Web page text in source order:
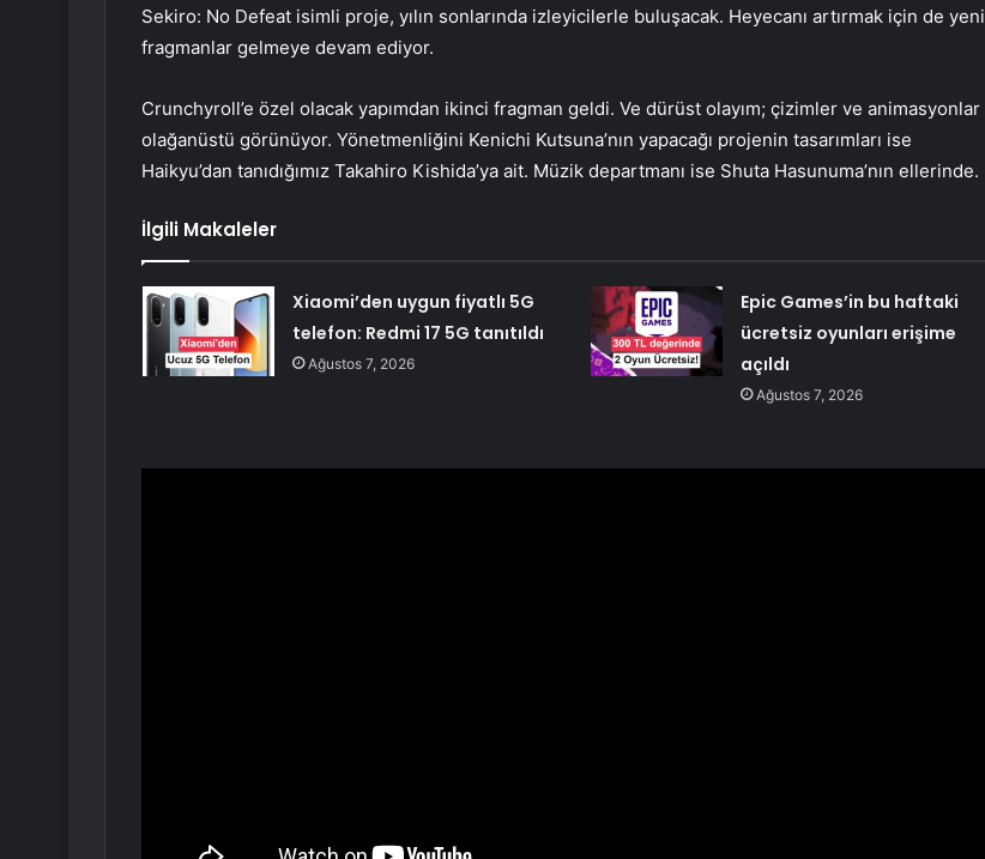
Sekiro: No Defeat isimli proje, yılın sonlarında izleyicilerle buluşacak. Heyecanı artırmak için de yeni
fragmanlar gelmeye devam ediyor.
Crunchyroll’e özel olacak yapımdan ikinci fragman geldi. Ve dürüst olayım; çizimler ve animasyonlar
olağanüstü görünüyor. Yönetmenliğini Kenichi Kutsuna’nın yapacağı projenin tasarımları ise
Haikyu’dan tanıdığımız Takahiro Kishida’ya ait. Müzik departmanı ise Shuta Hasunuma’nın ellerinde.
İlgili Makaleler
Xiaomi’den uygun fiyatlı 5G
telefon: Redmi 17 5G tanıtıldı
Ağustos 7, 2026
Epic Games’in bu haftaki
ücretsiz oyunları erişime
açıldı
Ağustos 7, 2026